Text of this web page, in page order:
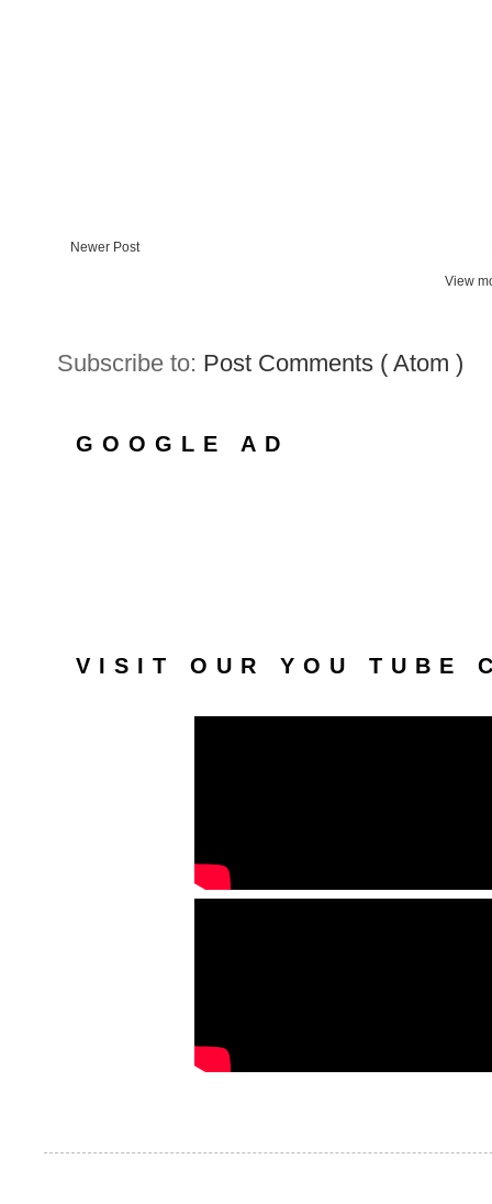
Newer Post
View
Subscribe to: Post Comments ( Atom )
GOOGLE AD
VISIT OUR YOU TUBE